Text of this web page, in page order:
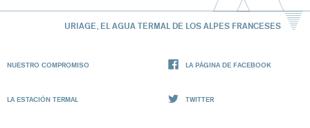
URIAGE, EL AGUA TERMAL DE LOS ALPES FRANCESES
NUESTRO COMPROMISO
LA ESTACIÓN TERMAL
LA PÁGINA DE FACEBOOK
TWITTER